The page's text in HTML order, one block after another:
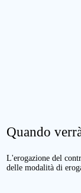
Quando
L'erogazione del
delle modalità di